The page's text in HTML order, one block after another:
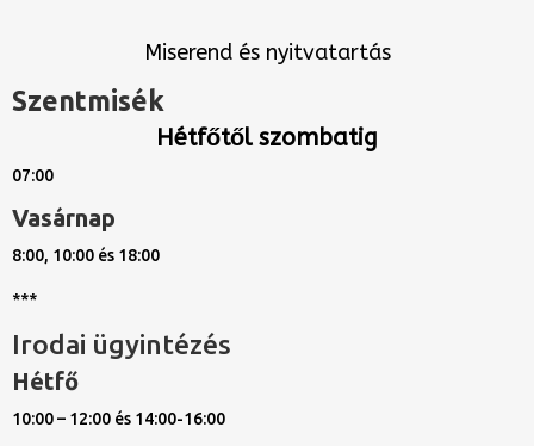
Miserend és nyitvatartás
Szentmisék
Hétfőtől szombatig
07:00
Vasárnap
8:00, 10:00 és 18:00
***
Irodai ügyintézés
Hétfő
10:00 – 12:00 és 14:00-16:00